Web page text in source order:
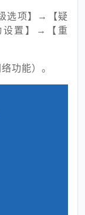
选项】→【疑
置】→【重
功能）。